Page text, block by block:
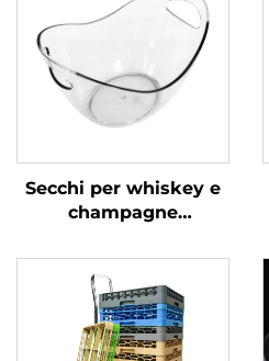
Secchi per whiskey e
champagne
all'aperto in discoteca
secchi di ghiaccio in
plastica per vino e
birra